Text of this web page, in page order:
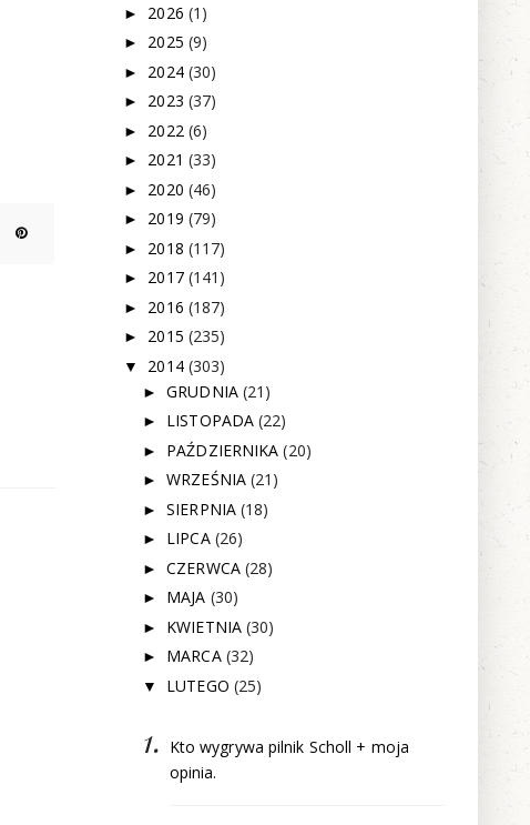
► 2026 (1)
► 2025 (9)
► 2024 (30)
► 2023 (37)
► 2022 (6)
► 2021 (33)
► 2020 (46)
► 2019 (79)
► 2018 (117)
► 2017 (141)
► 2016 (187)
► 2015 (235)
▼ 2014 (303)
►GRUDNIA (21)
► LISTOPADA(22)
► PAŹDZIERNIKA(20)
►WRZEŚNIA(21)
►SIERPNIA(18)
► LIPCA (26)
►CZERWCA (28)
► MAJA (30)
► KWIETNIA(30)
► MARCA (32)
▼ LUTEGO (25)
Kto wygrywa pilnik Scholl + moja
opinia.